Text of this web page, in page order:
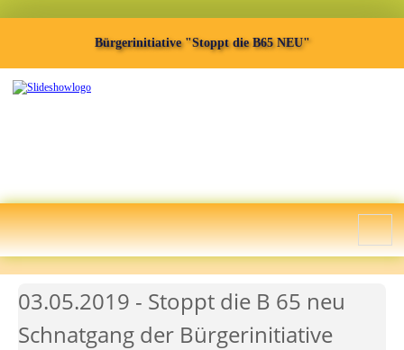
Bürgerinitiative "Stoppt die B65 NEU"
03.05.2019 - Stoppt die B 65 neu
Schnatgang der Bürgerinitiative